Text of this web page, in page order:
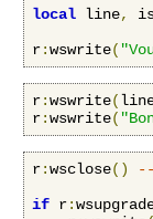
local line,
r:wswrite(
r:wswrite(
r:wswrite(
r:wsclose()
if r: